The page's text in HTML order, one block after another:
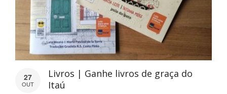
27
OUT
Livros | Ganhe livros de graça do
Itaú